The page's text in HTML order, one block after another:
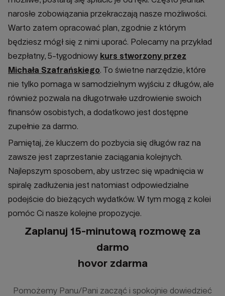
narosłe zobowiązania przekraczają nasze możliwości.
Warto zatem opracować plan, zgodnie z którym
będziesz mógł się z nimi uporać. Polecamy na przykład
bezpłatny, 5-tygodniowy kurs stworzony przez
Michała Szafrańskiego. To świetne narzędzie, które
nie tylko pomaga w samodzielnym wyjściu z długów, ale
również pozwala na długotrwałe uzdrowienie swoich
finansów osobistych, a dodatkowo jest dostępne
zupełnie za darmo.
Pamiętaj, że kluczem do pozbycia się długów raz na
zawsze jest zaprzestanie zaciągania kolejnych.
Najlepszym sposobem, aby ustrzec się wpadnięcia w
spiralę zadłużenia jest natomiast odpowiedzialne
podejście do bieżących wydatków. W tym mogą z kolei
pomóc Ci nasze kolejne propozycje.
Zaplanuj 15‑minutową rozmowę za
darmo
hovor zdarma
Pomożemy Panu/Pani zacząć i spokojnie dowiedzieć